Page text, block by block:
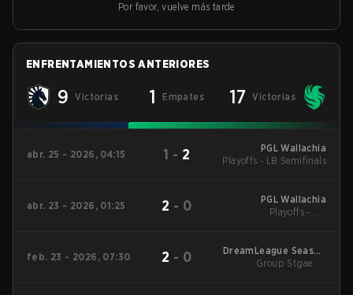
Por favor, vuelve más tarde
ENFRENTAMIENTOS ANTERIORES
9 Victorias 1 Empates 17 Victorias
abr. 25 - 2026, 04:15 1 - 2
PGL Wallachia
Playoffs - LB Semifinals
abr. 23 - 2026, 01:25 2 - 0
PGL Wallachia
Playoffs - UB
feb. 23 - 2026, 07:30 2 - 0
DreamLeague Season
28
Group Stgae 2 -